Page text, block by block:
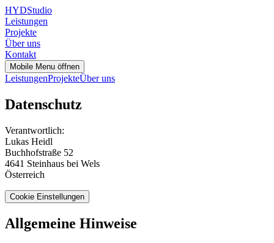
HYDStudio
Leistungen
Projekte
Über uns
Kontakt
Mobile Menu öffnen
LeistungenProjekteÜber uns
Datenschutz
Verantwortlich:
Lukas Heidl
Buchhofstraße 52
4641 Steinhaus bei Wels
Österreich
Cookie Einstellungen
Allgemeine Hinweise